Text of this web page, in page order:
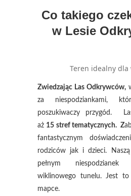
Co takiego
w Lesie
Teren idealny dla
Zwiedzając Las Odkrywców,
za niespodziankami,
poszukiwaczy przygód.
aż 15 stref tematycznych. Z
fantastycznym
rodziców jak i dzieci.
pełnym
wiklinowego tunelu. Jest
mapce.